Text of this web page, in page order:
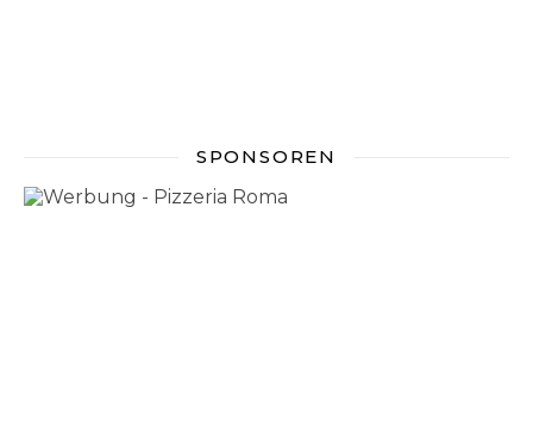
SPONSOREN